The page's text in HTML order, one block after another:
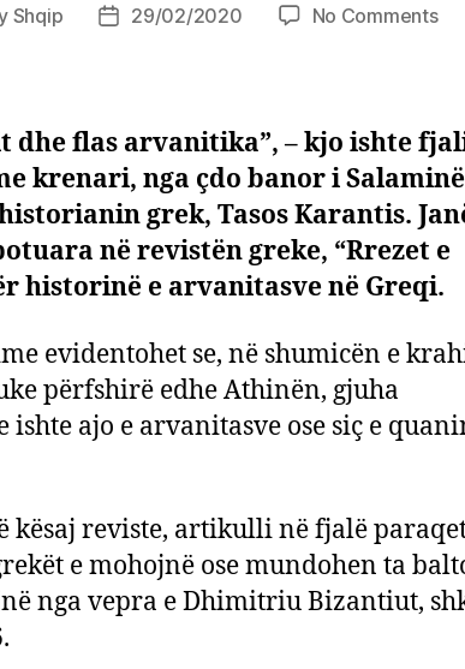
Shqip
Post29/02/2020 No Commentson
–
kjo
e
me
dhe flas arvanitika”, – kjo ishte
krenari, nga çdo banor i
grek, Tasos Karantis.
në revistën greke, “Rrezet e
historinë e arvanitasve në Greqi.
evidentohet se, në shumicën e
përfshirë edhe Athinën, gjuha
ishte ajo e arvanitasve ose siç e
kësaj reviste, artikulli në fjalë
e mohojnë ose mundohen ta
nga vepra e Dhimitriu Bizantiut,